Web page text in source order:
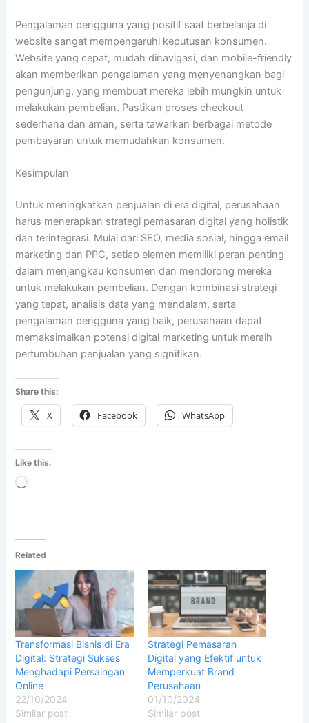
Pengalaman pengguna yang positif saat berbelanja di
website sangat mempengaruhi keputusan konsumen.
Website yang cepat, mudah dinavigasi, dan mobile-friendly
akan memberikan pengalaman yang menyenangkan bagi
pengunjung, yang membuat mereka lebih mungkin untuk
melakukan pembelian. Pastikan proses checkout
sederhana dan aman, serta tawarkan berbagai metode
pembayaran untuk memudahkan konsumen.
Kesimpulan
Untuk meningkatkan penjualan di era digital, perusahaan
harus menerapkan strategi pemasaran digital yang holistik
dan terintegrasi. Mulai dari SEO, media sosial, hingga email
marketing dan PPC, setiap elemen memiliki peran penting
dalam menjangkau konsumen dan mendorong mereka
untuk melakukan pembelian. Dengan kombinasi strategi
yang tepat, analisis data yang mendalam, serta
pengalaman pengguna yang baik, perusahaan dapat
memaksimalkan potensi digital marketing untuk meraih
pertumbuhan penjualan yang signifikan.
Share this:
X Facebook WhatsApp
Like this:
Loading…
Related
Transformasi Bisnis di Era
Digital: Strategi Sukses
Menghadapi Persaingan
Online
22/10/2024
Similar post
Strategi Pemasaran
Digital yang Efektif untuk
Memperkuat Brand
Perusahaan
01/10/2024
Similar post